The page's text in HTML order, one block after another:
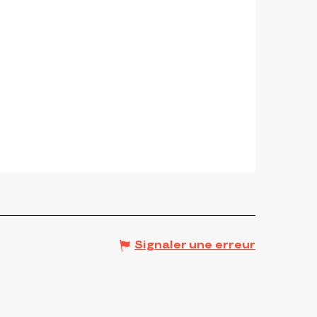
Signaler une erreur